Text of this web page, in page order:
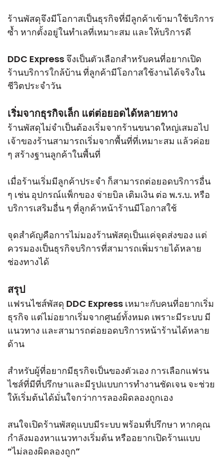
ร้านพัสดุจึงมีโอกาสเป็นธุรกิจที่มีลูกค้าเข้ามาใช้บริการ
ซ้ำ หากตั้งอยู่ในทำเลที่เหมาะสม และให้บริการดี
DDC Express จึงเป็นตัวเลือกสำหรับคนที่อยากเปิด
ร้านบริการใกล้บ้าน ที่ลูกค้ามีโอกาสใช้งานได้จริงใน
ชีวิตประจำวัน
เริ่มจากธุรกิจเล็ก แต่ต่อยอดได้หลายทาง
ร้านพัสดุไม่จำเป็นต้องเริ่มจากร้านขนาดใหญ่เสมอไป
เจ้าของร้านสามารถเริ่มจากพื้นที่ที่เหมาะสม แล้วค่อย
ๆ สร้างฐานลูกค้าในพื้นที่
เมื่อร้านเริ่มมีลูกค้าประจำ ก็สามารถต่อยอดบริการอื่น
ๆ เช่น อุปกรณ์แพ็กของ จ่ายบิล เติมเงิน ต่อ พ.ร.บ. หรือ
บริการเสริมอื่น ๆ ที่ลูกค้าหน้าร้านมีโอกาสใช้
จุดสำคัญคือการไม่มองร้านพัสดุเป็นแค่จุดส่งของ แต่
ควรมองเป็นธุรกิจบริการที่สามารถเพิ่มรายได้หลาย
ช่องทางได้
สรุป
แฟรนไชส์พัสดุ DDC Express เหมาะกับคนที่อยากเริ่ม
ธุรกิจ แต่ไม่อยากเริ่มจากศูนย์ทั้งหมด เพราะมีระบบ มี
แนวทาง และสามารถต่อยอดบริการหน้าร้านได้หลาย
ด้าน
สำหรับผู้ที่อยากมีธุรกิจเป็นของตัวเอง การเลือกแฟรน
ไชส์ที่มีที่ปรึกษาและมีรูปแบบการทำงานชัดเจน จะช่วย
ให้เริ่มต้นได้มั่นใจกว่าการลองผิดลองถูกเอง
สนใจเปิดร้านพัสดุแบบมีระบบ พร้อมที่ปรึกษา หากคุณ
กำลังมองหาแนวทางเริ่มต้น หรืออยากเปิดร้านแบบ
“ไม่ลองผิดลองถูก”